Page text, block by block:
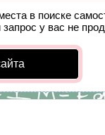
в поиске
у вас не